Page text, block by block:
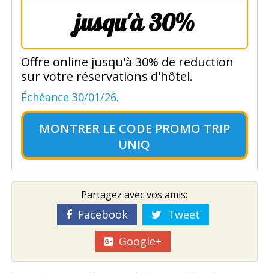
jusqu'à 30%
Offre online jusqu'à 30% de reduction
sur votre réservations d'hôtel.
Échéance 30/01/26.
MONTRER LE CODE PROMO TRIP
UNIQ
Partagez avec vos amis:
Facebook
Tweet
Google+